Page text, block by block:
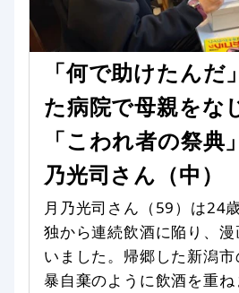
「何で助けたんだ
た病院で母親をな
「こわれ者の祭典
乃光司さん（中）
月乃光司さん（59）は24
独から連続飲酒に陥り、
いました。帰郷した新潟
暴自棄のように飲酒を重